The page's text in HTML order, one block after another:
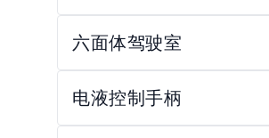
六面体驾驶室
电液控制手柄